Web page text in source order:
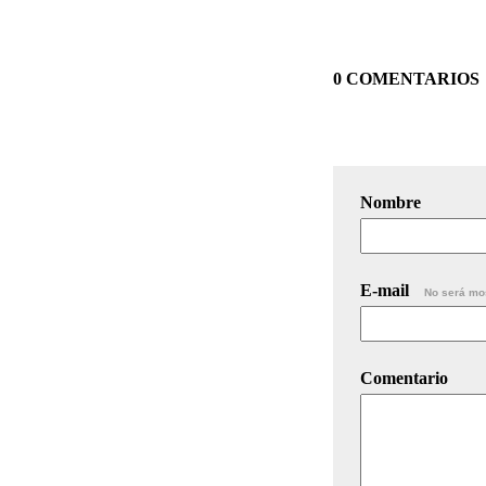
0 COMENTARIOS
Nombre
E-mail No será
Comentario